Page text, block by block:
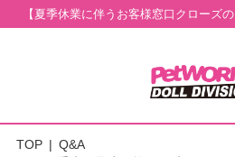
【夏季休業に伴うお客様窓口クローズ
TOP
Q&A